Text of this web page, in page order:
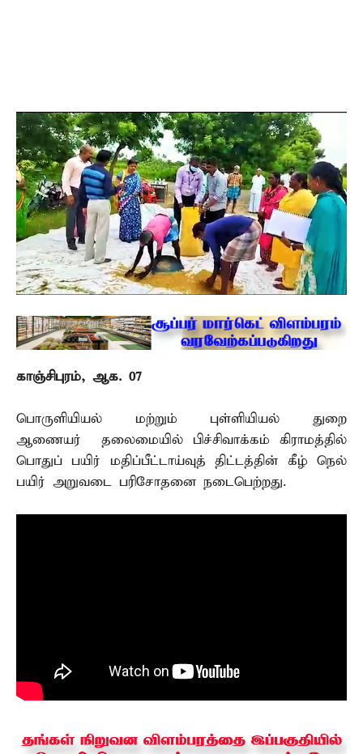
காஞ்சிபுரம், ஆக. 07 –
பொருளியியல் மற்றும் புள்ளியியல் துறை
ஆணையர் தலைமையில் பிச்சிவாக்கம் கிராமத்தில்
பொதுப் பயிர் மதிப்பீட்டாய்வுத் திட்டத்தின் கீழ் நெல்
பயிர் அறுவடை பரிசோதனை நடைபெற்றது.